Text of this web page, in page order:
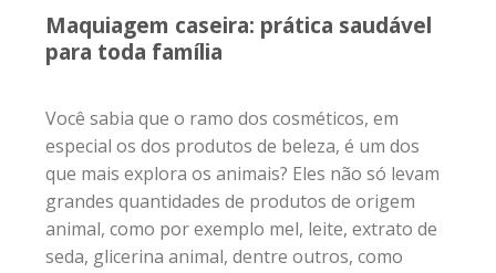
Maquiagem caseira: prática saudável
para toda família
Você sabia que o ramo dos cosméticos, em
especial os dos produtos de beleza, é um dos
que mais explora os animais? Eles não só levam
grandes quantidades de produtos de origem
animal, como por exemplo mel, leite, extrato de
seda, glicerina animal, dentre outros, como